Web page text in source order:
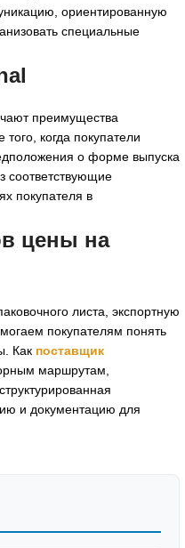
ориентированную
специальные
преимущества
когда покупатели
о форме выпуска
соответствующие
покупателя в
цены на
листа, экспортную
покупателям понять
Как поставщик
маршрутам,
и документацию для